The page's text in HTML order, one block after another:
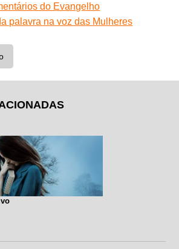
do Evangelho
palavra na voz das Mulheres